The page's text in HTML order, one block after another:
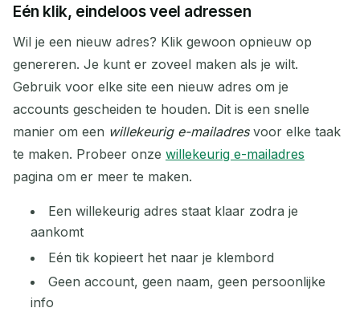
AFZENDER ONDERWERP
Wachten op binnenkomende e-mails...
Eén klik, eindeloos veel adressen
Wil je een nieuw adres? Klik gewoon opnieuw op
genereren. Je kunt er zoveel maken als je wilt.
Gebruik voor elke site een nieuw adres om je
accounts gescheiden te houden. Dit is een snelle
manier om een willekeurig e-mailadresvoor elke taak
te maken. Probeer onze willekeurig e-mailadres
pagina om er meer te maken.
Een willekeurig adres staat klaar zodra je
aankomt
Eén tik kopieert het naar je klembord
Geen account, geen naam, geen persoonlijke
info